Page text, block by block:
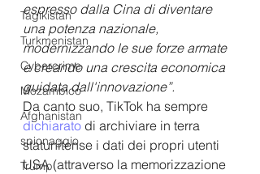
Tagikistan
Turkmenistan
Cybercrime
Mozambico
Afghanistan
spionaggio
Trump
espresso dalla Cina di diventare
una potenza nazionale,
modernizzando le sue forze armate
e creando una crescita economica
guidata dall'innovazione”.
Da canto suo, TikTok ha sempre
dichiarato di archiviare in terra
statunitense i dati dei propri utenti
USA (attraverso la memorizzazione